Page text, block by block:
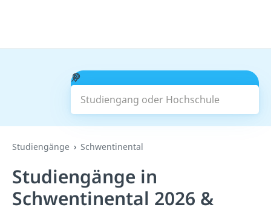
Studiengang oder Hochschule
Suchen
Studiengänge Schwentinental
Studiengänge in
Schwentinental 2026 &